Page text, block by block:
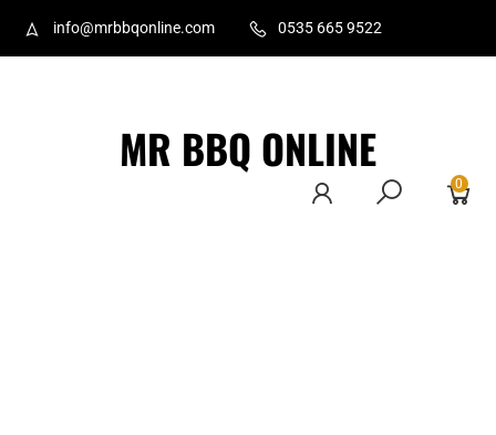
info@mrbbqonline.com 0535 665 9522
MR BBQ ONLINE
0